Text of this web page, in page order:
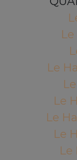
Le
Le
Le
Le
Le